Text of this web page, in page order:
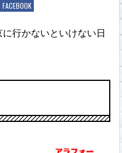
FACEBOOK
行かないといけない日